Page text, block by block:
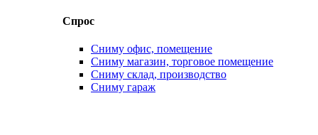
Спрос
Сниму офис, помещение
Сниму магазин, торговое помещение
Сниму склад, производство
Сниму гараж